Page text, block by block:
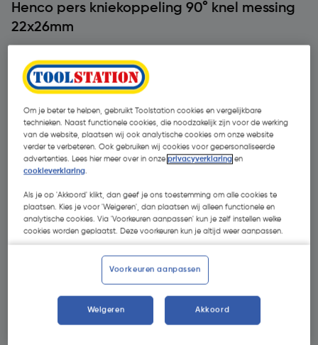
Henco pers kniekoppeling 90° knel messing
22x26mm
€ 22,83
Om je beter te helpen, gebruikt Toolstation cookies en vergelijkbare
technieken. Naast functionele cookies, die noodzakelijk zijn voor de werking
van de website, plaatsen wij ook analytische cookies om onze website
verder te verbeteren. Ook gebruiken wij cookies voor gepersonaliseerde
advertenties. Lees hier meer over in onzeprivacyverklaring en
cookieverklaring.
Als je op 'Akkoord' klikt, dan geef je ons toestemming om alle cookies te
plaatsen. Kies je voor 'Weigeren', dan plaatsen wij alleen functionele en
analytische cookies. Via 'Voorkeuren aanpassen' kun je zelf instellen welke
cookies worden geplaatst. Deze voorkeuren kun je altijd weer aanpassen.
Voorkeuren aanpassen
Weigeren Akkoord